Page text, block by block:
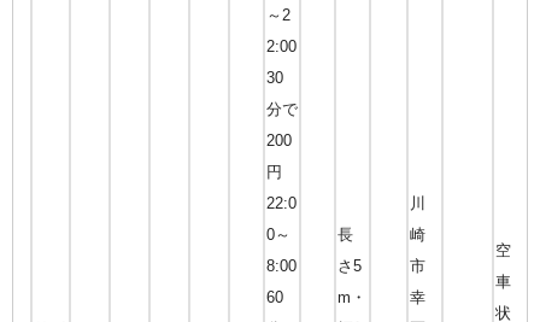
～2
2:00
30
分で
200
円
22:0
0～
8:00
60
長
さ5
m・
川
崎
市
幸
空
車
状